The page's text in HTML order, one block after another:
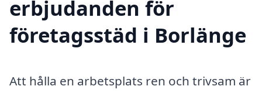
erbjudanden för
företagsstäd i Borlänge
Att hålla en arbetsplats ren och trivsam är